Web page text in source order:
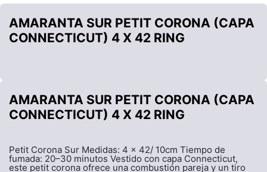
AMARANTA SUR PETIT CORONA (CAPA
CONNECTICUT) 4 X 42 RING
AMARANTA SUR PETIT CORONA (CAPA
CONNECTICUT) 4 X 42 RING
Petit Corona Sur Medidas: 4 x 42/ 10cm Tiempo de
fumada: 20–30 minutos Vestido con capa Connecticut,
este petit corona ofrece una combustión pareja y un tiro